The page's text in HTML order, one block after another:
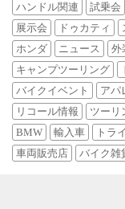
ハンドル関連
試乗会
展示会
ドゥカティ
ホンダ
ニュース 外
キャンプツーリング
バイクイベント
アパ
リコール情報
ツーリ
BMW
輸入車 トラ
車両販売店
バイク雑